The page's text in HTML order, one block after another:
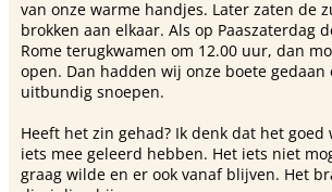
van onze warme handjes. Later zaten de
brokken aan elkaar. Als op Paaszaterdag
Rome terugkwamen om 12.00 uur, dan
open. Dan hadden wij onze boete gedaan
uitbundig snoepen.
Heeft het zin gehad? Ik denk dat het goed
iets mee geleerd hebben. Het iets niet
graag wilde en er ook vanaf blijven. Het